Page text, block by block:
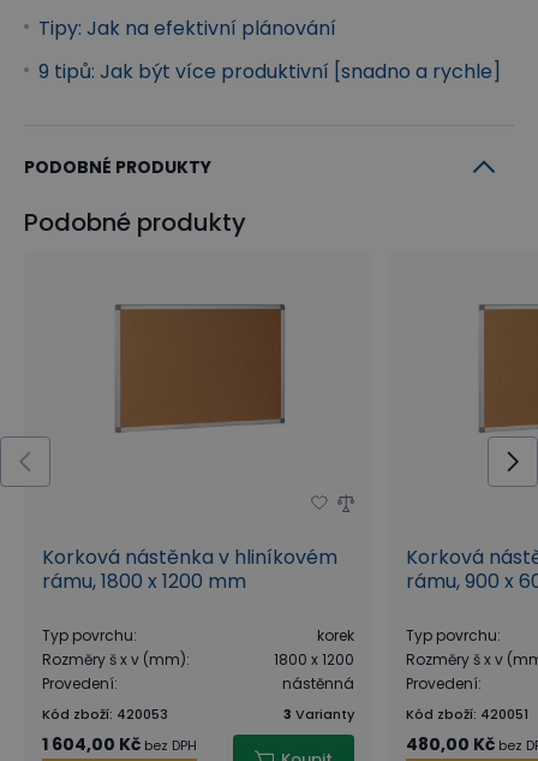
Tipy: Jak na efektivní plánování
9 tipů: Jak být více produktivní [snadno a rychle]
PODOBNÉ PRODUKTY
Podobné produkty
Korková nástěnka v hliníkovém
rámu, 1800 x 1200 mm
Typ povrchu:
korek
Rozměry š x v (mm):
1800 x 1200
Provedení: nástěnná
Kód zboží: 420053 3 Varianty
1 604,00 Kč bez DPH
Korková
rámu, 900 x
Typ povrchu:
Rozměry š x v
Provedení:
Kód zboží: 420051
480,00 Kč bez